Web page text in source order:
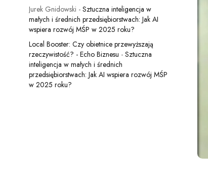
Jurek Gnidowski - Sztuczna inteligencja w
małych i średnich przedsiębiorstwach: Jak AI
wspiera rozwój MŚP w 2025 roku?
Local Booster: Czy obietnice przewyższają
rzeczywistość? - Echo Biznesu - Sztuczna
inteligencja w małych i średnich
przedsiębiorstwach: Jak AI wspiera rozwój MŚP
w 2025 roku?